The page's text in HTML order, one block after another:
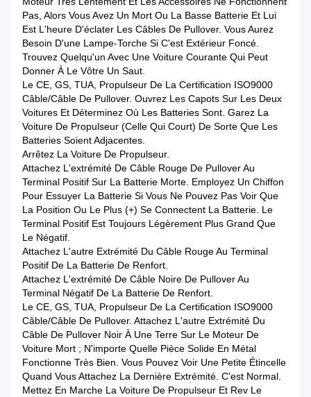
Pas, Alors Vous Avez Un Mort Ou La Basse Batterie Et Lui
Est L'heure D'éclater Les Câbles De Pullover. Vous Aurez
Besoin D'une Lampe-Torche Si C'est Extérieur Foncé.
Trouvez Quelqu'un Avec Une Voiture Courante Qui Peut
Donner À Le Vôtre Un Saut.
Le CE, GS, TUA, Propulseur De La Certification ISO9000
Câble/câble De Pullover. Ouvrez Les Capots Sur Les Deux
Voitures Et Déterminez Où Les Batteries Sont. Garez La
Voiture De Propulseur (celle Qui Court) De Sorte Que Les
Batteries Soient Adjacentes.
Arrêtez La Voiture De Propulseur.
Attachez L'extrémité De Câble Rouge De Pullover Au
Terminal Positif Sur La Batterie Morte. Employez Un Chiffon
Pour Essuyer La Batterie Si Vous Ne Pouvez Pas Voir Que
La Position Ou Le Plus (+) Se Connectent La Batterie. Le
Terminal Positif Est Toujours Légèrement Plus Grand Que
Le Négatif.
Attachez L'autre Extrémité Du Câble Rouge Au Terminal
Positif De La Batterie De Renfort.
Attachez L'extrémité De Câble Noire De Pullover Au
Terminal Négatif De La Batterie De Renfort.
Le CE, GS, TUA, Propulseur De La Certification ISO9000
Câble/câble De Pullover. Attachez L'autre Extrémité Du
Câble De Pullover Noir À Une Terre Sur Le Moteur De
Voiture Mort ; N'importe Quelle Pièce Solide En Métal
Fonctionne Très Bien. Vous Pouvez Voir Une Petite Étincelle
Quand Vous Attachez La Dernière Extrémité. C'est Normal.
Mettez En Marche La Voiture De Propulseur Et Rev Le